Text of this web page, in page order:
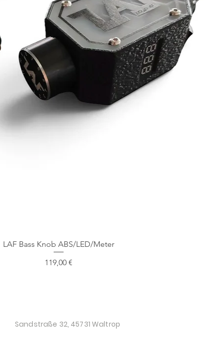
Schnellansicht
LAF Bass Knob ABS/LED/Meter
Preis
119,00 €
Sandstraße 32, 45731 Waltrop